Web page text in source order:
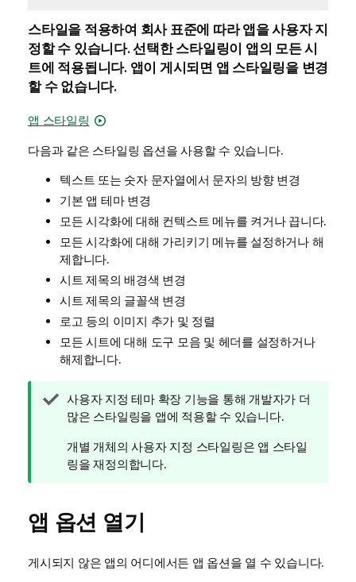
스타일을 적용하여 회사 표준에 따라 앱을 사용자 지
정할 수 있습니다. 선택한 스타일링이 앱의 모든 시
트에 적용됩니다. 앱이 게시되면 앱 스타일링을 변경
할 수 없습니다.
앱 스타일링
다음과 같은 스타일링 옵션을 사용할 수 있습니다.
텍스트 또는 숫자 문자열에서 문자의 방향 변경
기본 앱 테마 변경
모든 시각화에 대해 컨텍스트 메뉴를 켜거나 끕니다.
모든 시각화에 대해 가리키기 메뉴를 설정하거나 해
제합니다.
시트 제목의 배경색 변경
시트 제목의 글꼴색 변경
로고 등의 이미지 추가 및 정렬
모든 시트에 대해 도구 모음 및 헤더를 설정하거나
해제합니다.
팁
메
사용자 지정 테마 확장 기능을 통해 개발자가 더
많은 스타일링을 앱에 적용할 수 있습니다.
개별 개체의 사용자 지정 스타일링은 앱 스타일
링을 재정의합니다.
앱 옵션 열기
게시되지 않은 앱의 어디에서든 앱 옵션을 열 수 있습니다.